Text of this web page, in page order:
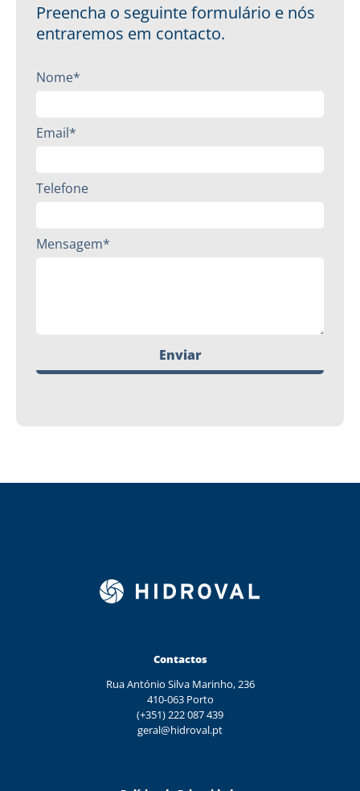
Preencha o seguinte formulário e nós
entraremos em contacto.
Nome*
Email*
Telefone
Mensagem*
Enviar
Contactos
Rua António Silva Marinho, 236
410-063 Porto
(+351) 222 087 439
geral@hidroval.pt